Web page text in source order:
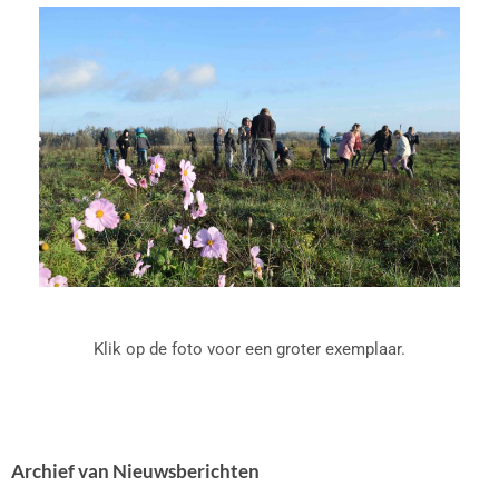
Klik op de foto voor een groter exemplaar.
Archief van Nieuwsberichten